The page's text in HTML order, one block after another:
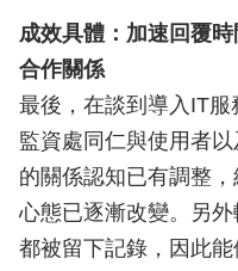
成效具體：加速回覆
合作關係
最後，在談到導入IT
監資處同仁與使用者
的關係認知已有調整
心態已逐漸改變。另
都被留下記錄，因此